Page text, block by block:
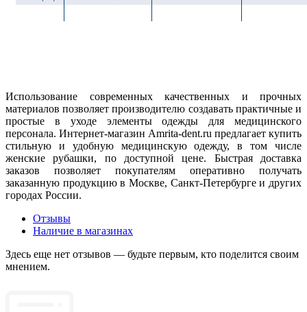
Использование современных качественных и прочных
материалов позволяет производителю создавать практичные и
простые в уходе элементы одежды для медицинского
персонала. Интернет-магазин Amrita-dent.ru предлагает купить
стильную и удобную медицинскую одежду, в том числе
женские рубашки, по доступной цене. Быстрая доставка
заказов позволяет покупателям оперативно получать
заказанную продукцию в Москве, Санкт-Петербурге и других
городах России.
Отзывы
Наличие в магазинах
Здесь еще нет отзывов — будьте первым, кто поделится своим
мнением.